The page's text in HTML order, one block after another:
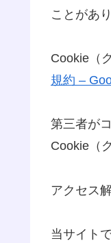
ことがあ
Cookie（
規約 –
第三者が
Cookie（
アクセス
当サイト